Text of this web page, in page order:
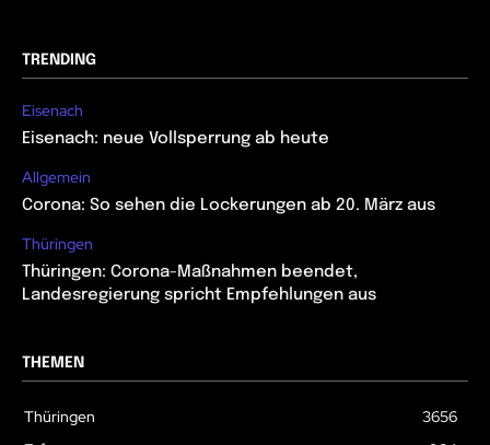
TRENDING
Eisenach
Eisenach: neue Vollsperrung ab heute
Allgemein
Corona: So sehen die Lockerungen ab 20. März aus
Thüringen
Thüringen: Corona-Maßnahmen beendet,
Landesregierung spricht Empfehlungen aus
THEMEN
Thüringen
3656